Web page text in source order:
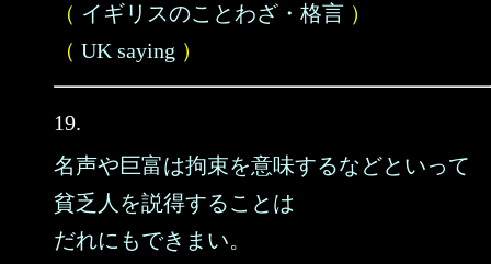
（ イギリスのことわざ・格言 ）
（ UK saying ）
19.
名声や巨富は拘束を意味するなどといって
貧乏人を説得することは
だれにもできまい。